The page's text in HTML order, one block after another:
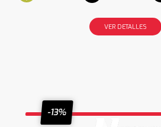
VER DETALLES
-13%